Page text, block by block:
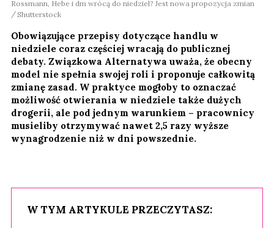
Rossmann, Hebe i dm wrócą do niedziel? Jest nowa propozycja zmian
Shutterstock
Obowiązujące przepisy dotyczące handlu w
niedziele coraz częściej wracają do publicznej
debaty. Związkowa Alternatywa uważa, że obecny
model nie spełnia swojej roli i proponuje całkowitą
zmianę zasad. W praktyce mogłoby to oznaczać
możliwość otwierania w niedziele także dużych
drogerii, ale pod jednym warunkiem – pracownicy
musieliby otrzymywać nawet 2,5 razy wyższe
wynagrodzenie niż w dni powszednie.
W TYM ARTYKULE PRZECZYTASZ: